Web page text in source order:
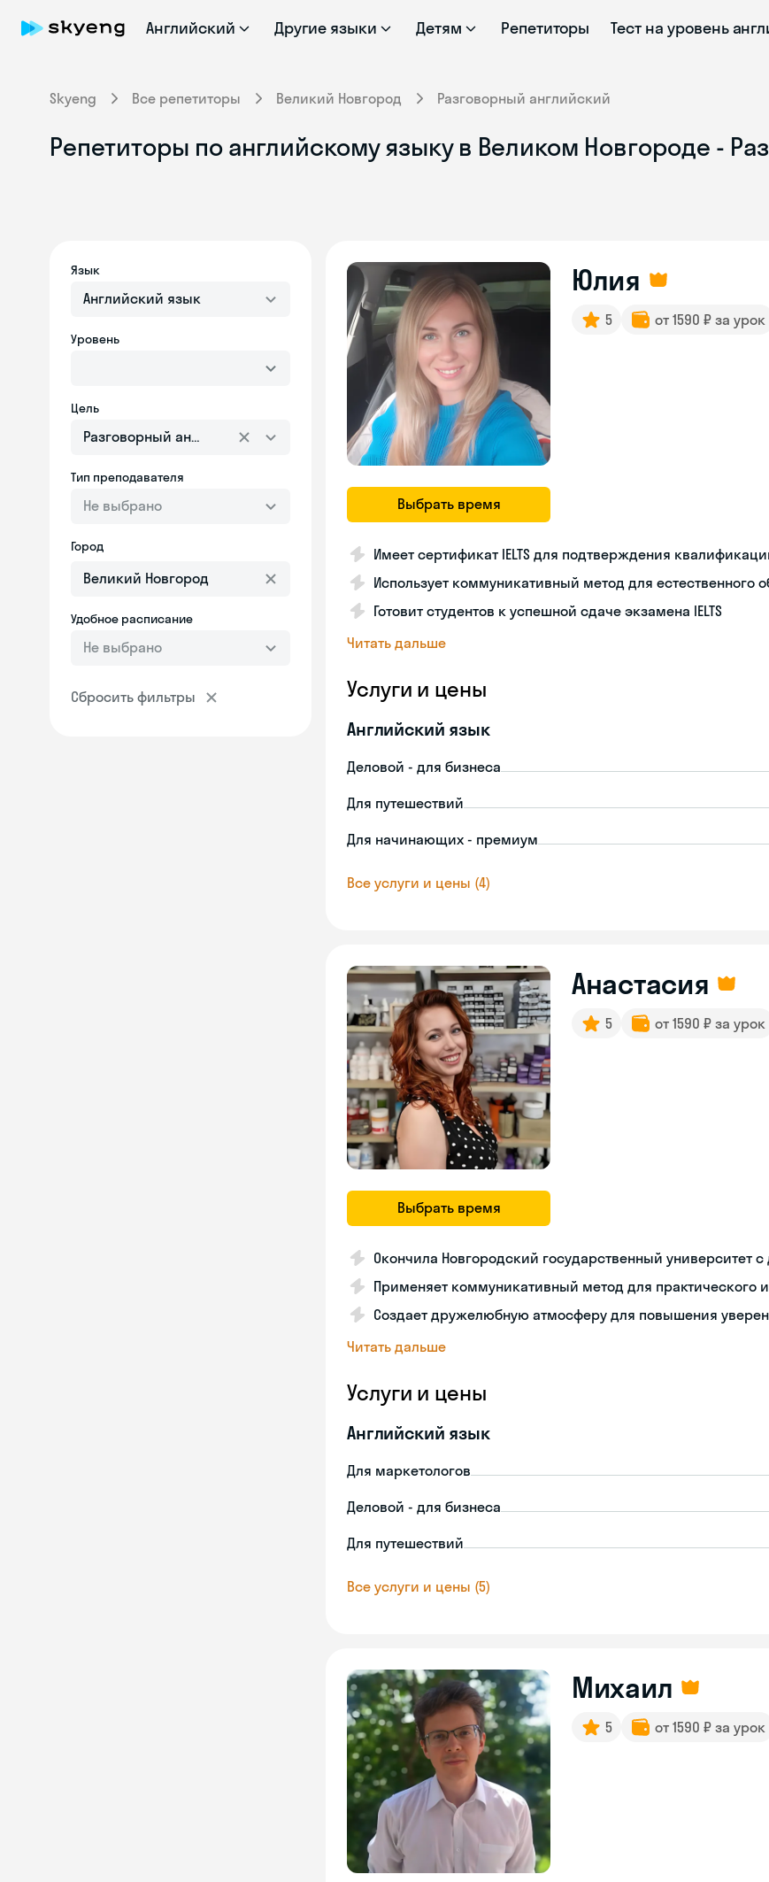
Английский Другие языки Детям Репетиторы Тест на уровень
Skyeng Все репетиторы Великий Новгород Разговорный английский
Репетиторы по английскому языку в Великом Новгороде -
Язык
Английский язык
Уровень
Цель
Разговорный английский
Тип преподавателя
Не выбрано
Город
Удобное расписание
Не выбрано
Сбросить фильтры
Выбрать время
Юлия
5 от 1590 ₽ за урок
Имеет сертификат IELTS для подтверждения
Использует коммуникативный метод для естественного
Готовит студентов к успешной сдаче экзамена IELTS
Читать дальше
Услуги и цены
Английский язык
Деловой - для бизнеса
Для путешествий
Для начинающих - премиум
Все услуги и цены (4)
Выбрать время
Анастасия
5 от 1590 ₽ за урок
Окончила Новгородский государственный университет
Применяет коммуникативный метод для практического
Создает дружелюбную атмосферу для повышения
Читать дальше
Услуги и цены
Английский язык
Для маркетологов
Деловой - для бизнеса
Для путешествий
Все услуги и цены (5)
Михаил
5 от 1590 ₽ за урок